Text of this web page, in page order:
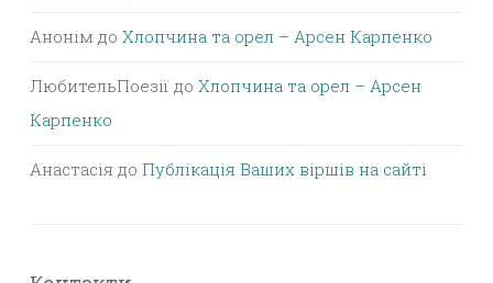
Анонім до Хлопчина та орел – Арсен Карпенко
ЛюбительПоезії до Хлопчина та орел – Арсен
Карпенко
Анастасія до Публікація Ваших віршів на сайті